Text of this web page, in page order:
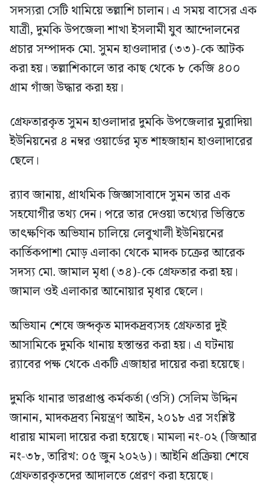
সদস্যরা সেটি থামিয়ে তল্লাশি চালান। এ সময় বাসের এক
যাত্রী, দুমকি উপজেলা শাখা ইসলামী যুব আন্দোলনের
প্রচার সম্পাদক মো. সুমন হাওলাদার (৩৩)-কে আটক
করা হয়। তল্লাশিকালে তার কাছ থেকে ৮ কেজি ৪০০
গ্রাম গাঁজা উদ্ধার করা হয়।
গ্রেফতারকৃত সুমন হাওলাদার দুমকি উপজেলার মুরাদিয়া
ইউনিয়নের ৪ নম্বর ওয়ার্ডের মৃত শাহজাহান হাওলাদারের
ছেলে।
র‍্যাব জানায়, প্রাথমিক জিজ্ঞাসাবাদে সুমন তার এক
সহযোগীর তথ্য দেন। পরে তার দেওয়া তথ্যের ভিত্তিতে
তাৎক্ষণিক অভিযান চালিয়ে লেবুখালী ইউনিয়নের
কার্তিকপাশা মোড় এলাকা থেকে মাদক চক্রের আরেক
সদস্য মো. জামাল মৃধা (৩৪)-কে গ্রেফতার করা হয়।
জামাল ওই এলাকার আনোয়ার মৃধার ছেলে।
অভিযান শেষে জব্দকৃত মাদকদ্রব্যসহ গ্রেফতার দুই
আসামিকে দুমকি থানায় হস্তান্তর করা হয়। এ ঘটনায়
র‍্যাবের পক্ষ থেকে একটি এজাহার দায়ের করা হয়েছে।
দুমকি থানার ভারপ্রাপ্ত কর্মকর্তা (ওসি) সেলিম উদ্দিন
জানান, মাদকদ্রব্য নিয়ন্ত্রণ আইন, ২০১৮ এর সংশ্লিষ্ট
ধারায় মামলা দায়ের করা হয়েছে। মামলা নং-০২ (জিআর
নং-৩৮, তারিখ: ০৫ জুন ২০২৬)। আইনি প্রক্রিয়া শেষে
গ্রেফতারকৃতদের আদালতে প্রেরণ করা হয়েছে।